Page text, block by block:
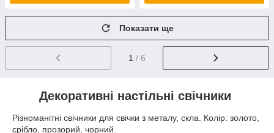
Показати ще
1 / 6
Декоративні настільні свічники
Різноманітні свічники для свічки з металу, скла. Колір: золото,
срібло, прозорий, чорний.